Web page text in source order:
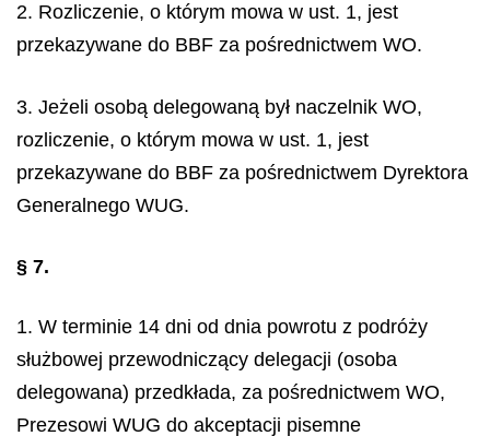
2. Rozliczenie, o którym mowa w ust. 1, jest
przekazywane do BBF za pośrednictwem WO.
3. Jeżeli osobą delegowaną był naczelnik WO,
rozliczenie, o którym mowa w ust. 1, jest
przekazywane do BBF za pośrednictwem Dyrektora
Generalnego WUG.
§ 7.
1. W terminie 14 dni od dnia powrotu z podróży
służbowej przewodniczący delegacji (osoba
delegowana) przedkłada, za pośrednictwem WO,
Prezesowi WUG do akceptacji pisemne